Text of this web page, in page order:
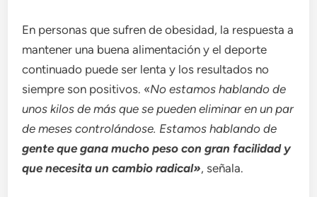
En personas que sufren de obesidad, la respuesta a
mantener una buena alimentación y el deporte
continuado puede ser lenta y los resultados no
siempre son positivos. «No estamos hablando de
unos kilos de más que se pueden eliminar en un par
de meses controlándose. Estamos hablando de
gente que gana mucho peso con gran facilidad y
que necesita un cambio radical», señala.